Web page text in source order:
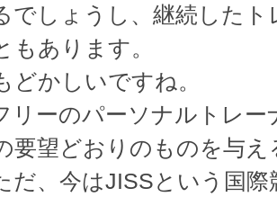
でしょうし、継続した
もあります。
どかしいですね。
リーのパーソナルトレ
要望どおりのものを与
だ、今はJISSという国